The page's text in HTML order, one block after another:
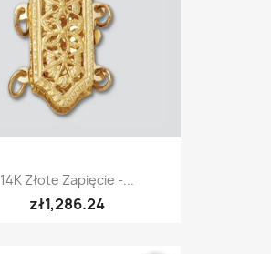
14K Złote Zapięcie -...
zł1,286.24